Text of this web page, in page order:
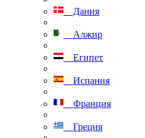
Дания
Алжир
Египет
Испания
Франция
Греция